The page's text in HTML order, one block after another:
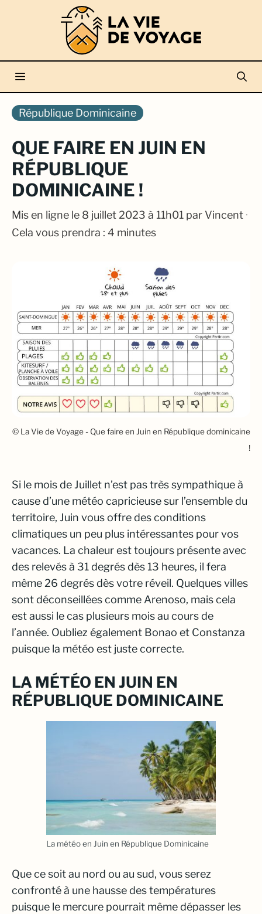
Menu
République Dominicaine
QUE FAIRE EN JUIN EN
RÉPUBLIQUE
DOMINICAINE !
Mis en ligne le 8 juillet 2023 à 11h01 par Vincent ·
Cela vous prendra : 4 minutes
© La Vie de Voyage - Que faire en Juin en République dominicaine
!
Si le mois de Juillet n’est pas très sympathique à
cause d’une météo capricieuse sur l’ensemble du
territoire, Juin vous offre des conditions
climatiques un peu plus intéressantes pour vos
vacances. La chaleur est toujours présente avec
des relevés à 31 degrés dès 13 heures, il fera
même 26 degrés dès votre réveil. Quelques villes
sont déconseillées comme Arenoso, mais cela
est aussi le cas plusieurs mois au cours de
l’année. Oubliez également Bonao et Constanza
puisque la météo est juste correcte.
LA MÉTÉO EN JUIN EN
RÉPUBLIQUE DOMINICAINE
La météo en Juin en République Dominicaine
Que ce soit au nord ou au sud, vous serez
confronté à une hausse des températures
puisque le mercure pourrait même dépasser les